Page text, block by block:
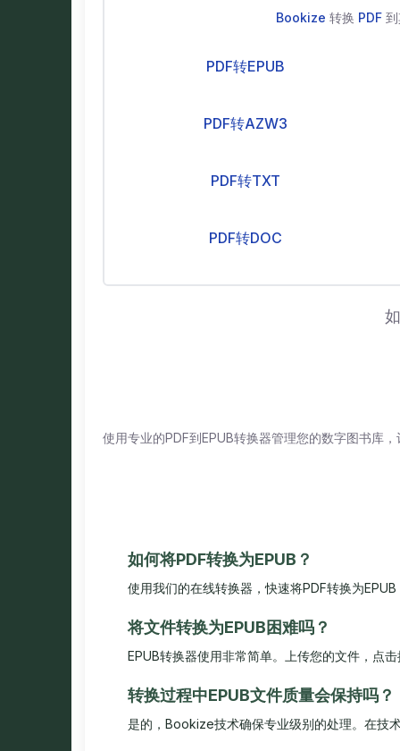
Bookize 转换 PDF
PDF转EPUB
PDF转AZW3
PDF转TXT
PDF转DOC
使用专业的PDF到EPUB转换器管理您的数字图书库
如何将PDF转换为EPUB？
使用我们的在线转换器，快速将PDF转换为
将文件转换为EPUB困难吗？
EPUB转换器使用非常简单。上传您的文件，点
转换过程中EPUB文件质量会保持吗？
是的，Bookize技术确保专业级别的处理。在技